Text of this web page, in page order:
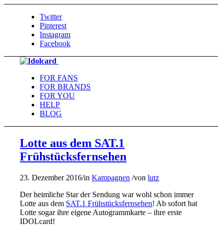
Twitter
Pinterest
Instagram
Facebook
FOR FANS
FOR BRANDS
FOR YOU
HELP
BLOG
Lotte aus dem SAT.1
Frühstücksfernsehen
23. Dezember 2016/inKampagnen /vonlutz
Der heimliche Star der Sendung war wohl schon immer
Lotte aus dem SAT.1 Frühstücksfernsehen! Ab sofort hat
Lotte sogar ihre eigene Autogrammkarte – ihre erste
IDOLcard!